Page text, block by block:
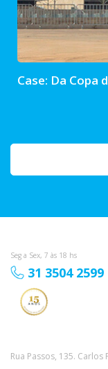
Case: Da Copa
Seg a Sex, 7 às 18 hs
31 3504 2599
Rua Passos, 135.